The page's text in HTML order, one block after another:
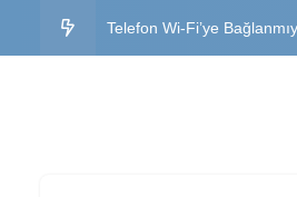
Telefon Wi-Fi’ye